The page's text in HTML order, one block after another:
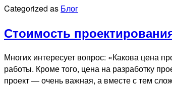
Categorized as Блог
Стоимость
Многих интересует вопрос: «Какова цена
работы. Кроме того, цена на разработку
проект — очень важная, а вместе с тем